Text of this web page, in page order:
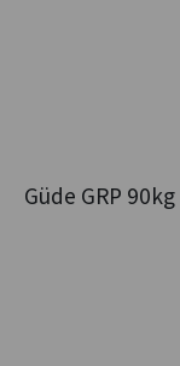
Güde GRP